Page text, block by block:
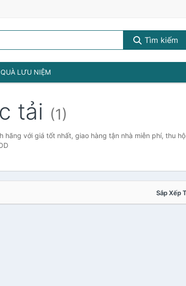
Tìm kiếm
QUÀ LƯU NIỆM
tải (1)
hãng với giá tốt nhất, giao hàng tận nhà miễn phí, thu hộ
Sắp Xếp